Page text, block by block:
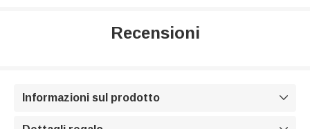
Recensioni
Informazioni sul prodotto 